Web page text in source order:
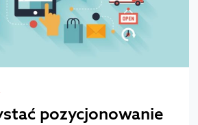
pozycjonowanie